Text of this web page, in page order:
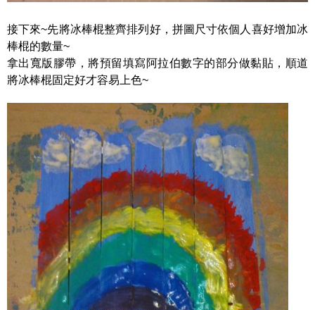
接下來~先將冰棒棍整齊排列好，拼圖尺寸依個人喜好增加冰
棒棍的數量~
拿出寬版膠帶，將預留填寫阿拉伯數字的部分做黏貼，順道
將冰棒棍固定好才容易上色~